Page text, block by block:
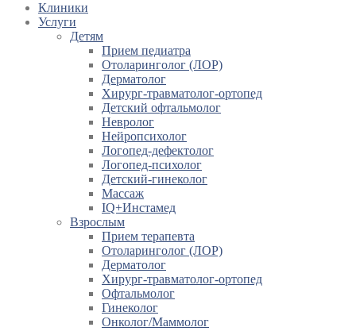
Клиники
Услуги
Детям
Прием педиатра
Отоларинголог (ЛОР)
Дерматолог
Хирург-травматолог-ортопед
Детский офтальмолог
Невролог
Нейропсихолог
Логопед-дефектолог
Логопед-психолог
Детский-гинеколог
Массаж
IQ+Инстамед
Взрослым
Прием терапевта
Отоларинголог (ЛОР)
Дерматолог
Хирург-травматолог-ортопед
Офтальмолог
Гинеколог
Онколог/Маммолог